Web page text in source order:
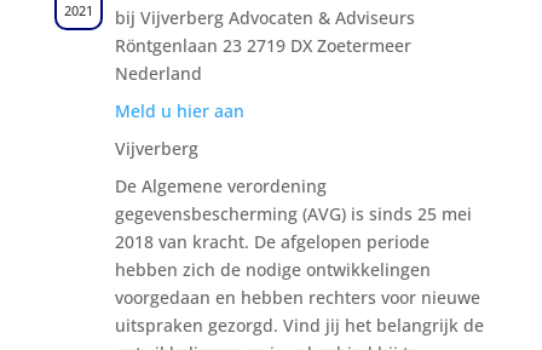
2021
bij Vijverberg Advocaten & Adviseurs
Röntgenlaan 23 2719 DX Zoetermeer
Nederland
Meld u hier aan
Vijverberg
De Algemene verordening
gegevensbescherming (AVG) is sinds 25 mei
2018 van kracht. De afgelopen periode
hebben zich de nodige ontwikkelingen
voorgedaan en hebben rechters voor nieuwe
uitspraken gezorgd. Vind jij het belangrijk de